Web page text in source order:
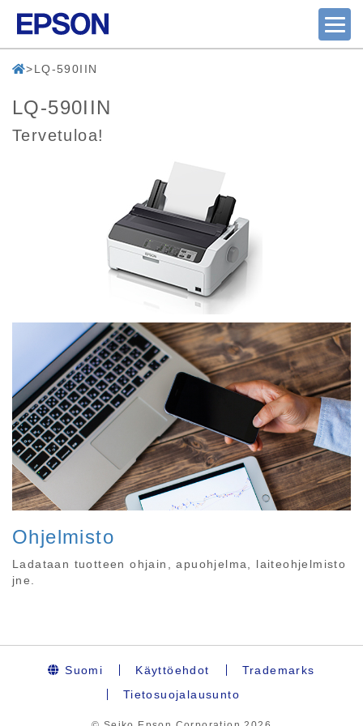
LQ-590IIN
LQ-590IIN
Tervetuloa!
Ohjelmisto
Ladataan tuotteen ohjain, apuohjelma, laiteohjelmisto
jne.
Suomi Käyttöehdot
Trademarks
Tietosuojalausunto